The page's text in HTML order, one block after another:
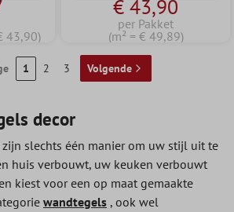
43,90)
€ 43,90
per Pakket
(m² = € 49,89)
1 2 3 Volgende
decor
zijn slechts één manier om uw stijl uit te
huis verbouwt, uw keuken verbouwt
kiest voor een op maat gemaakte
wandtegels , ook wel